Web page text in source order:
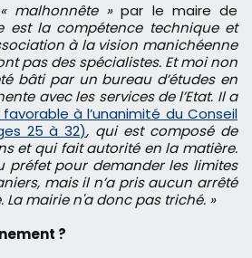
« malhonnête »par le maire de
est la compétence technique et
à la vision manichéenne
pas des spécialistes. Et moi non
bâti par un bureau d’études en
avec les services de l’Etat. Il a
à l’unanimité du Conseil
25 à 32), qui est composé de
et qui fait autorité en la matière.
préfet pour demander les limites
mais il n’a pris aucun arrêté
La mairie n'a donc pas triché. »
?